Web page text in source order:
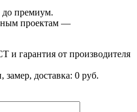
до премиум.
проектам —
и гарантия от производителя
доставка: 0 руб.